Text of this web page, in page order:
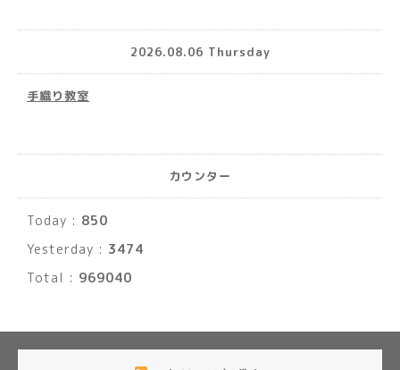
2026.08.06 Thursday
手織り教室
カウンター
Today : 850
Yesterday : 3474
Total : 969040